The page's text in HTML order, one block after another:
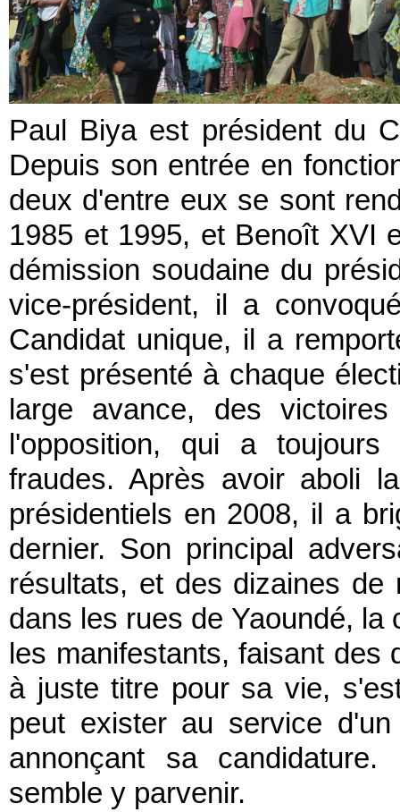
Paul Biya est président du
Depuis son entrée en
deux d'entre eux se sont
1985 et 1995, et Benoît XVI
démission soudaine du
vice-président, il a
Candidat unique, il a
s'est présenté à chaque
large avance, des
l'opposition, qui a
fraudes. Après avoir aboli
présidentiels en 2008, il a
dernier. Son principal
résultats, et des dizaines de
dans les rues de Yaoundé,
les manifestants, faisant des
à juste titre pour sa vie,
peut exister au service
annonçant sa
semble y parvenir.